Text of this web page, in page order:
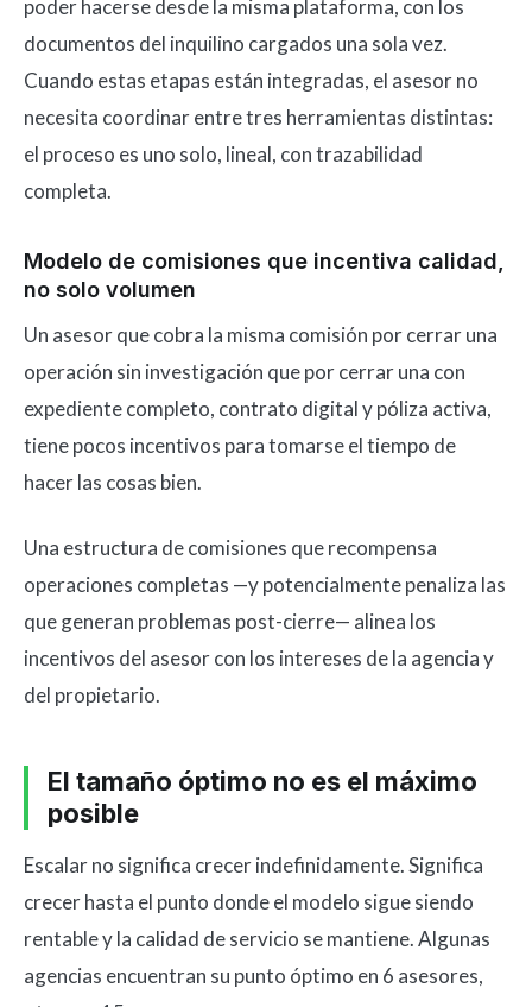
poder hacerse desde la misma plataforma, con los
documentos del inquilino cargados una sola vez.
Cuando estas etapas están integradas, el asesor no
necesita coordinar entre tres herramientas distintas:
el proceso es uno solo, lineal, con trazabilidad
completa.
Modelo de comisiones que incentiva calidad,
no solo volumen
Un asesor que cobra la misma comisión por cerrar una
operación sin investigación que por cerrar una con
expediente completo, contrato digital y póliza activa,
tiene pocos incentivos para tomarse el tiempo de
hacer las cosas bien.
Una estructura de comisiones que recompensa
operaciones completas —y potencialmente penaliza las
que generan problemas post-cierre— alinea los
incentivos del asesor con los intereses de la agencia y
del propietario.
El tamaño óptimo no es el máximo
posible
Escalar no significa crecer indefinidamente. Significa
crecer hasta el punto donde el modelo sigue siendo
rentable y la calidad de servicio se mantiene. Algunas
agencias encuentran su punto óptimo en 6 asesores,